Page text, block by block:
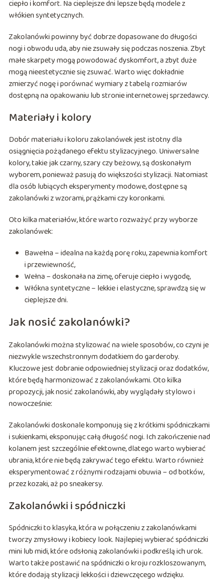
ciepło i komfort. Na cieplejsze dni lepsze będą modele z
włókien syntetycznych.
Zakolanówki powinny być dobrze dopasowane do długości
nogi i obwodu uda, aby nie zsuwały się podczas noszenia. Zbyt
małe skarpety mogą powodować dyskomfort, a zbyt duże
mogą nieestetycznie się zsuwać. Warto więc dokładnie
zmierzyć nogę i porównać wymiary z tabelą rozmiarów
dostępną na opakowaniu lub stronie internetowej sprzedawcy.
Materiały i kolory
Dobór materiału i koloru zakolanówek jest istotny dla
osiągnięcia pożądanego efektu stylizacyjnego. Uniwersalne
kolory, takie jak czarny, szary czy beżowy, są doskonałym
wyborem, ponieważ pasują do większości stylizacji. Natomiast
dla osób lubiących eksperymenty modowe, dostępne są
zakolanówki z wzorami, prążkami czy koronkami.
Oto kilka materiałów, które warto rozważyć przy wyborze
zakolanówek:
Bawełna – idealna na każdą porę roku, zapewnia komfort
i przewiewność,
Wełna – doskonała na zimę, oferuje ciepło i wygodę,
Włókna syntetyczne – lekkie i elastyczne, sprawdzą się w
cieplejsze dni.
Jak nosić zakolanówki?
Zakolanówki można stylizować na wiele sposobów, co czyni je
niezwykle wszechstronnym dodatkiem do garderoby.
Kluczowe jest dobranie odpowiedniej stylizacji oraz dodatków,
które będą harmonizować z zakolanówkami. Oto kilka
propozycji, jak nosić zakolanówki, aby wyglądały stylowo i
nowocześnie:
Zakolanówki doskonale komponują się z krótkimi spódniczkami
i sukienkami, eksponując całą długość nogi. Ich zakończenie nad
kolanem jest szczególnie efektowne, dlatego warto wybierać
ubrania, które nie będą zakrywać tego efektu. Warto również
eksperymentować z różnymi rodzajami obuwia – od botków,
przez kozaki, aż po sneakersy.
Zakolanówki i spódniczki
Spódniczki to klasyka, która w połączeniu z zakolanówkami
tworzy zmysłowy i kobiecy look. Najlepiej wybierać spódniczki
mini lub midi, które odsłonią zakolanówki i podkreślą ich urok.
Warto także postawić na spódniczki o kroju rozkloszowanym,
które dodają stylizacji lekkości i dziewczęcego wdzięku.